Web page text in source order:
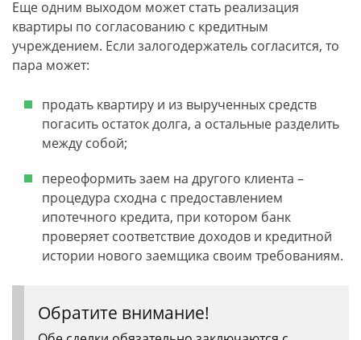
Еще одним выходом может стать реализация
квартиры по согласованию с кредитным
учреждением. Если залогодержатель согласится, то
пара может:
продать квартиру и из вырученных средств
погасить остаток долга, а остальные разделить
между собой;
переоформить заем на другого клиента –
процедура сходна с предоставлением
ипотечного кредита, при котором банк
проверяет соответствие доходов и кредитной
истории нового заемщика своим требованиям.
Обратите внимание!